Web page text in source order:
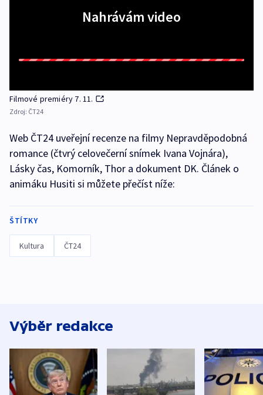
Nahrávám video
Filmové premiéry 7. 11.
Zdroj: ČT24
Web ČT24 uveřejní recenze na filmy Nepravděpodobná
romance (čtvrý celovečerní snímek Ivana Vojnára),
Lásky čas, Komorník, Thor a dokument DK. Článek o
animáku Husiti si můžete přečíst níže:
ŠTÍTKY
Kultura ČT24
Výběr redakce